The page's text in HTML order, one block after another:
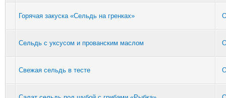
Горячая закуска «Сельдь на гренках»
Сельдь с уксусом и прованским маслом
Свежая сельдь в тесте